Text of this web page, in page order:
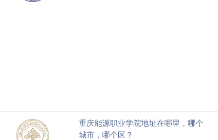
重庆能源职业学院地址在哪里，哪个
城市，哪个区？